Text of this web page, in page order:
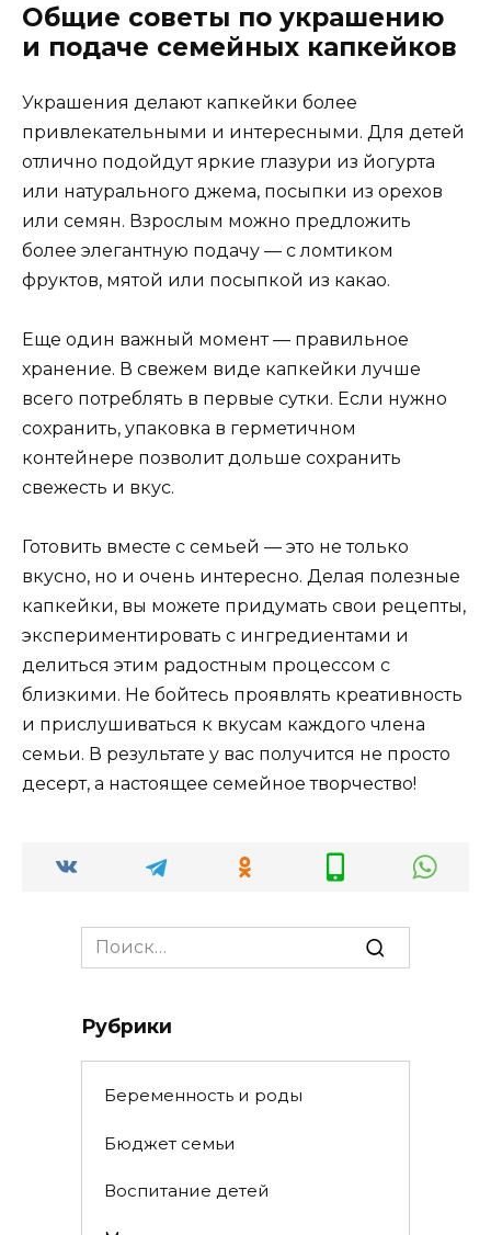
Общие советы по украшению
и подаче семейных капкейков
Украшения делают капкейки более
привлекательными и интересными. Для детей
отлично подойдут яркие глазури из йогурта
или натурального джема, посыпки из орехов
или семян. Взрослым можно предложить
более элегантную подачу — с ломтиком
фруктов, мятой или посыпкой из какао.
Еще один важный момент — правильное
хранение. В свежем виде капкейки лучше
всего потреблять в первые сутки. Если нужно
сохранить, упаковка в герметичном
контейнере позволит дольше сохранить
свежесть и вкус.
Готовить вместе с семьей — это не только
вкусно, но и очень интересно. Делая полезные
капкейки, вы можете придумать свои рецепты,
экспериментировать с ингредиентами и
делиться этим радостным процессом с
близкими. Не бойтесь проявлять креативность
и прислушиваться к вкусам каждого члена
семьи. В результате у вас получится не просто
десерт, а настоящее семейное творчество!
Search
for:
Рубрики
Беременность и роды
Бюджет семьи
Воспитание детей